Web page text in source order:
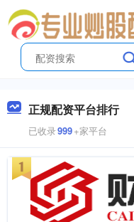
正规配资平台排行
已收录999+家平台